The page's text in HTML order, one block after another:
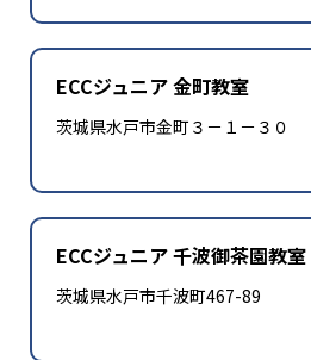
ECCジュニア 金町教室
茨城県水戸市金町３－１－３０
ECCジュニア 千波御茶園教室
茨城県水戸市千波町467-89